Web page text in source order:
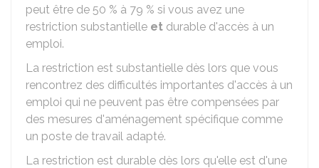
peut être de 50 % à 79 % si vous avez une
restriction substantielle et durable d'accès à un
emploi.
La restriction est substantielle dès lors que vous
rencontrez des difficultés importantes d'accès à un
emploi qui ne peuvent pas être compensées par
des mesures d'aménagement spécifique comme
un poste de travail adapté.
La restriction est durable dès lors qu'elle est d'une